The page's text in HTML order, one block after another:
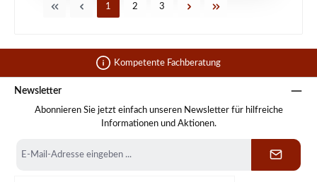
Seite
1 Seite
2 Seite
3
Kompetente Fachberatung
Newsletter
Abonnieren Sie jetzt einfach unseren Newsletter für hilfreiche
Informationen und Aktionen.
Mail-